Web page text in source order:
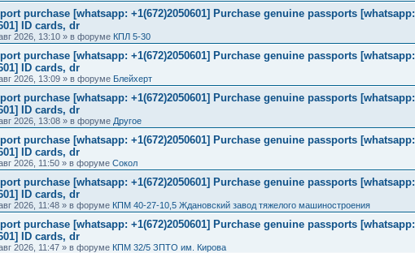
purchase [whatsapp: +1(672)2050601] Purchase genuine passports [whatsapp:
ID cards, dr
2026, 13:10 » в форуме КПЛ 5-30
purchase [whatsapp: +1(672)2050601] Purchase genuine passports [whatsapp:
ID cards, dr
2026, 13:09 » в форуме Блейхерт
purchase [whatsapp: +1(672)2050601] Purchase genuine passports [whatsapp:
ID cards, dr
2026, 13:08 » в форуме Другое
purchase [whatsapp: +1(672)2050601] Purchase genuine passports [whatsapp:
ID cards, dr
2026, 11:50 » в форуме Сокол
purchase [whatsapp: +1(672)2050601] Purchase genuine passports [whatsapp:
ID cards, dr
2026, 11:48 » в форуме КПМ 40-27-10,5 Ждановский завод тяжелого машиностроения
purchase [whatsapp: +1(672)2050601] Purchase genuine passports [whatsapp:
ID cards, dr
2026, 11:47 » в форуме КПМ 32/5 ЗПТО им. Кирова